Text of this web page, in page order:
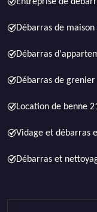
Débarras de maison
Débarras
Débarras de
Location de benne
Vidage et débarras
Débarras et